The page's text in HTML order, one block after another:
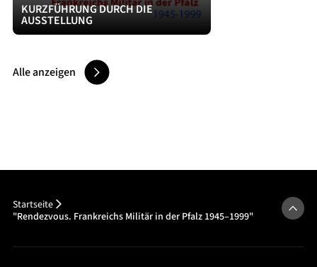
KURZFÜHRUNG DURCH DIE
AUSSTELLUNG
Alle anzeigen
Startseite
"Rendezvous. Frankreichs Militär in der Pfalz 1945–1999"